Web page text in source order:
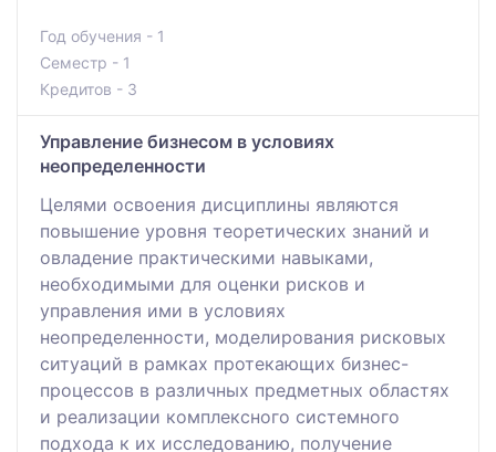
Год обучения - 1
Семестр - 1
Кредитов - 3
Управление бизнесом в условиях
неопределенности
Целями освоения дисциплины являются
повышение уровня теоретических знаний и
овладение практическими навыками,
необходимыми для оценки рисков и
управления ими в условиях
неопределенности, моделирования рисковых
ситуаций в рамках протекающих бизнес-
процессов в различных предметных областях
и реализации комплексного системного
подхода к их исследованию, получение